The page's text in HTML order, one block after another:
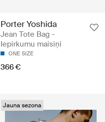
Porter Yoshida
Jean Tote Bag -
Iepirkumu maisiņi
ONE SIZE
366 €
Jauna sezona